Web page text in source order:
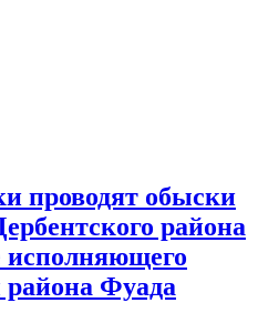
проводят обыски
района
исполняющего
района Фуада